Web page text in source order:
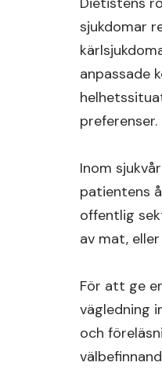
sjukdomar
anpassade
preferenser.
Inom
patientens
offentlig
av mat,
För att ge
vägledning
och